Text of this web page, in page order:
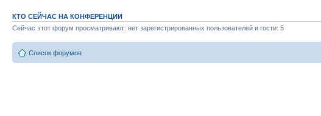
КТО СЕЙЧАС НА КОНФЕРЕНЦИИ
Сейчас этот форум просматривают: нет зарегистрированных пользователей и гости: 5
Список форумов